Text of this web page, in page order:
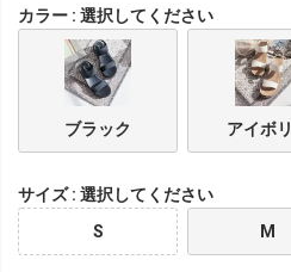
カラー 選択してください
ブラック アイボ
サイズ
選択してください
S
M